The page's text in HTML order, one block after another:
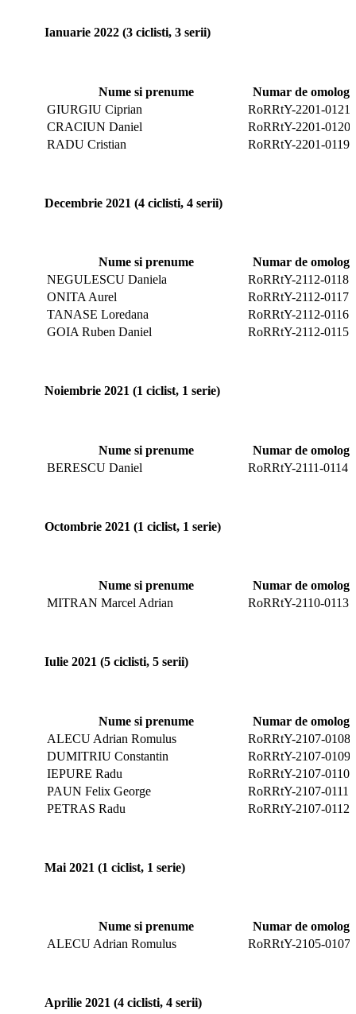
Ianuarie 2022 (3 ciclisti, 3 serii)
Nume si prenume
Numar de
GIURGIU Ciprian
RoRRtY-2201-0121
CRACIUN Daniel
RoRRtY-2201-0120
RADU Cristian
RoRRtY-2201-0119
Decembrie 2021 (4 ciclisti, 4 serii)
Nume si prenume
Numar de
NEGULESCU Daniela
RoRRtY-2112-0118
ONITA Aurel
RoRRtY-2112-0117
TANASE Loredana
RoRRtY-2112-0116
GOIA Ruben Daniel
RoRRtY-2112-0115
Noiembrie 2021 (1 ciclist, 1 serie)
Nume si prenume
Numar de
BERESCU Daniel
RoRRtY-2111-0114
Octombrie 2021 (1 ciclist, 1 serie)
Nume si prenume
Numar de
MITRAN Marcel Adrian
RoRRtY-2110-0113
Iulie 2021 (5 ciclisti, 5 serii)
Nume si prenume
Numar de
ALECU Adrian Romulus
RoRRtY-2107-0108
DUMITRIU Constantin
RoRRtY-2107-0109
IEPURE Radu
RoRRtY-2107-0110
PAUN Felix George
RoRRtY-2107-0111
PETRAS Radu
RoRRtY-2107-0112
Mai 2021 (1 ciclist, 1 serie)
Nume si prenume
Numar de
ALECU Adrian Romulus
RoRRtY-2105-0107
Aprilie 2021 (4 ciclisti, 4 serii)